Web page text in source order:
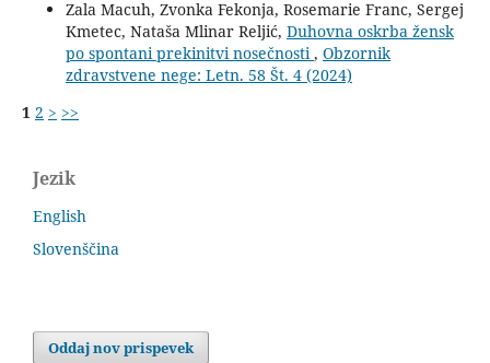
Zala Macuh, Zvonka Fekonja, Rosemarie Franc, Sergej
Kmetec, Nataša Mlinar Reljić, Duhovna oskrba žensk
po spontani prekinitvi nosečnosti, Obzornik
zdravstvene nege: Letn. 58 Št. 4 (2024)
1 2 > >>
Jezik
English
Slovenščina
Oddaj nov prispevek